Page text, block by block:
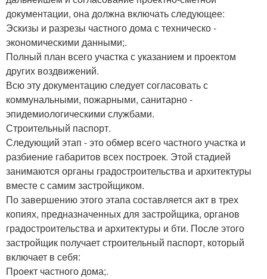
документации, она должна включать следующее:
Эскизы и разрезы частного дома с техническо -
экономическими данными;.
Полный план всего участка с указанием и проектом
других воздвижений.
Всю эту документацию следует согласовать с
коммунальными, пожарными, санитарно -
эпидемиологическими службами.
Строительный паспорт.
Следующий этап - это обмер всего частного участка и
разбиение габаритов всех построек. Этой стадией
занимаются органы градостроительства и архитектуры
вместе с самим застройщиком.
По завершению этого этапа составляется акт в трех
копиях, предназначенных для застройщика, органов
градостроительства и архитектуры и бти. После этого
застройщик получает строительный паспорт, который
включает в себя:
Проект частного дома;.